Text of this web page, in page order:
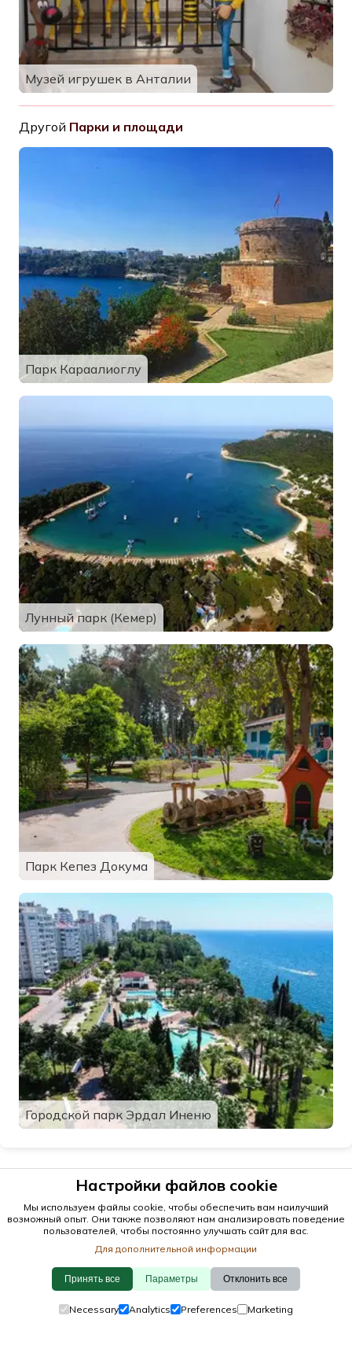
Музей игрушек в Анталии
Другой Парки и площади
Парк Караалиоглу
Лунный парк (Кемер)
Парк Кепез Докума
Городской парк Эрдал Иненю
Настройки файлов cookie
Мы используем файлы cookie, чтобы обеспечить вам наилучший
возможный опыт. Они также позволяют нам анализировать поведение
пользователей, чтобы постоянно улучшать сайт для вас.
Для дополнительной информации
Принять все Параметры Отклонить все
Necessary Analytics Preferences Marketing
© 2026 antalya.tc